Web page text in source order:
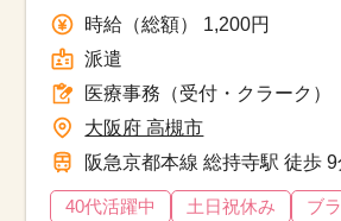
集！時給（総額） 1,200円
派遣
医療事務（受付・クラーク）
大阪府 高槻市
阪急京都本線 総持寺駅 徒歩 9
40代活躍中 土日祝休み
ブ